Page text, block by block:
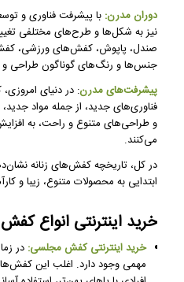
دوران مدرن: با پیشرفت فناوری و
نیز به شکل‌ها و طرح‌های مختلفی
صندل، پاپوش، کفش‌های ورزشی،
جنس‌ها و رنگ‌های گوناگون طراحی
پیشرفت‌های مدرن: در دنیای
فناوری‌های جدید، از جمله مواد
و طراحی‌های متنوع و راحت، به
می‌کنند.
در کل، تاریخچه کفش‌های زنانه
ابتدایی به محصولات متنوع، زیبا و
خرید اینترنتی انواع کفش
خرید اینترنتی کفش مجلسی: در
مهمی وجود دارد. اغلب این کفش‌ها